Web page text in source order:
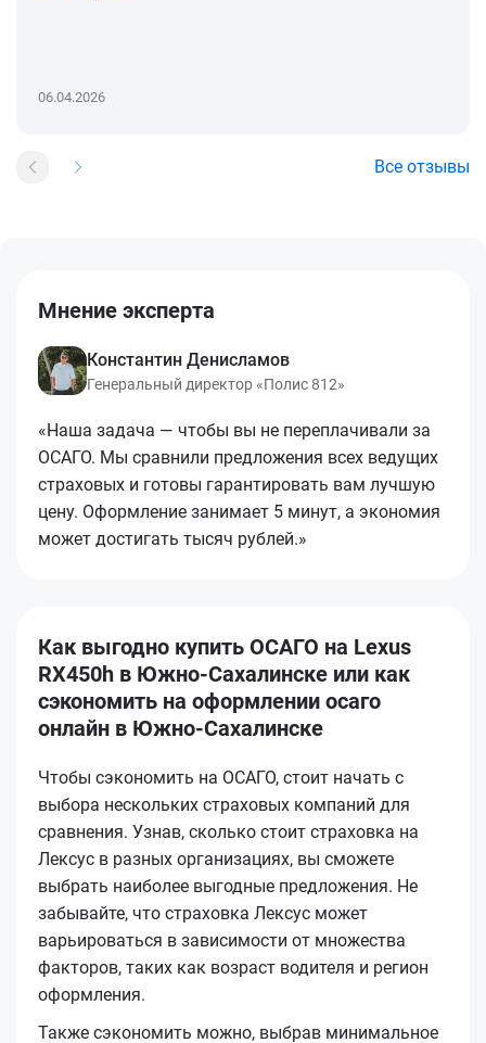
06.04.2026
Все отзывы
Мнение эксперта
Константин Денисламов
Генеральный директор «Полис 812»
«Наша задача — чтобы вы не переплачивали за
ОСАГО. Мы сравнили предложения всех ведущих
страховых и готовы гарантировать вам лучшую
цену. Оформление занимает 5 минут, а экономия
может достигать тысяч рублей.»
Как выгодно купить ОСАГО на Lexus
RX450h в Южно-Сахалинске или как
сэкономить на оформлении осаго
онлайн в Южно-Сахалинске
Чтобы сэкономить на ОСАГО, стоит начать с
выбора нескольких страховых компаний для
сравнения. Узнав, сколько стоит страховка на
Лексус в разных организациях, вы сможете
выбрать наиболее выгодные предложения. Не
забывайте, что страховка Лексус может
варьироваться в зависимости от множества
факторов, таких как возраст водителя и регион
оформления.
Также сэкономить можно, выбрав минимальное